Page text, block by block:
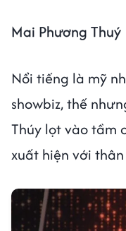
Mai Phương Thuý
Nổi tiếng là mỹ
showbiz, thế
Thúy lọt vào tầm
xuất hiện với